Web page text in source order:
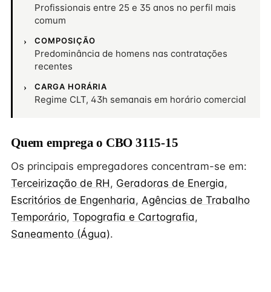
Profissionais entre 25 e 35 anos no perfil mais
comum
COMPOSIÇÃO
Predominância de homens nas contratações
recentes
CARGA HORÁRIA
Regime CLT, 43h semanais em horário comercial
Quem emprega o CBO 3115-15
Os principais empregadores concentram-se em:
Terceirização de RH, Geradoras de Energia,
Escritórios de Engenharia, Agências de Trabalho
Temporário, Topografia e Cartografia,
Saneamento (Água).